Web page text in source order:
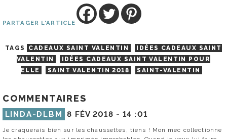
PARTAGER L'ARTICLE
TAGS CADEAUX SAINT VALENTIN
IDÉES CADEAUX SAINT
VALENTIN
IDÉES CADEAUX SAINT VALENTIN POUR
ELLE
SAINT VALENTIN 2018 SAINT-VALENTIN
COMMENTAIRES
LINDA-DLBM 8 FÉV 2018 -14 :01
Je craquerais bien sur les chaussettes, tiens ! Mon mec collectionne